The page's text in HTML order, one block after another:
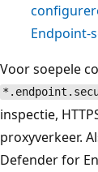
Endpoint-
Voor soepele
inspectie,
proxyverkeer.
Defender for